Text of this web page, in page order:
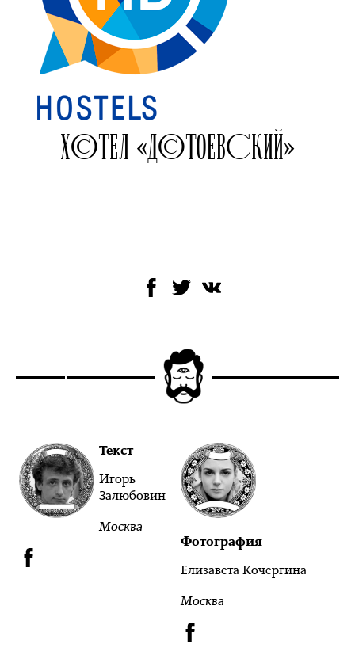
ХОСТЕЛ «ДОСТОЕВСКИЙ»
Текст
Игорь
Залюбовин
Москва
Фотография
Елизавета Кочергина
Москва